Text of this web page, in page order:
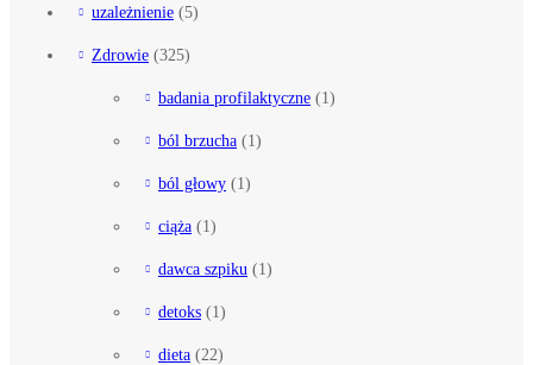
uzależnienie (5)
Zdrowie (325)
badania profilaktyczne (1)
ból brzucha (1)
ból głowy (1)
ciąża (1)
dawca szpiku (1)
detoks (1)
dieta (22)